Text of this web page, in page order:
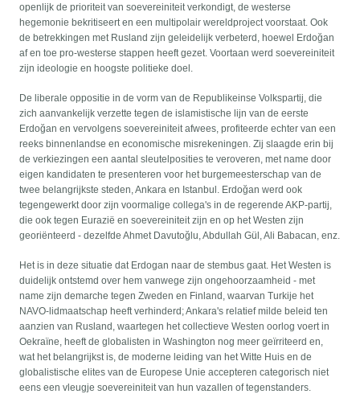
openlijk de prioriteit van soevereiniteit verkondigt, de westerse
hegemonie bekritiseert en een multipolair wereldproject voorstaat. Ook
de betrekkingen met Rusland zijn geleidelijk verbeterd, hoewel Erdoğan
af en toe pro-westerse stappen heeft gezet. Voortaan werd soevereiniteit
zijn ideologie en hoogste politieke doel.
De liberale oppositie in de vorm van de Republikeinse Volkspartij, die
zich aanvankelijk verzette tegen de islamistische lijn van de eerste
Erdoğan en vervolgens soevereiniteit afwees, profiteerde echter van een
reeks binnenlandse en economische misrekeningen. Zij slaagde erin bij
de verkiezingen een aantal sleutelposities te veroveren, met name door
eigen kandidaten te presenteren voor het burgemeesterschap van de
twee belangrijkste steden, Ankara en Istanbul. Erdoğan werd ook
tegengewerkt door zijn voormalige collega's in de regerende AKP-partij,
die ook tegen Eurazië en soevereiniteit zijn en op het Westen zijn
georiënteerd - dezelfde Ahmet Davutoğlu, Abdullah Gül, Ali Babacan, enz.
Het is in deze situatie dat Erdogan naar de stembus gaat. Het Westen is
duidelijk ontstemd over hem vanwege zijn ongehoorzaamheid - met
name zijn demarche tegen Zweden en Finland, waarvan Turkije het
NAVO-lidmaatschap heeft verhinderd; Ankara's relatief milde beleid ten
aanzien van Rusland, waartegen het collectieve Westen oorlog voert in
Oekraïne, heeft de globalisten in Washington nog meer geïrriteerd en,
wat het belangrijkst is, de moderne leiding van het Witte Huis en de
globalistische elites van de Europese Unie accepteren categorisch niet
eens een vleugje soevereiniteit van hun vazallen of tegenstanders.